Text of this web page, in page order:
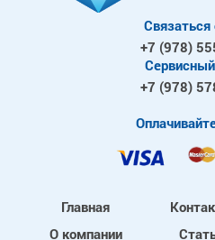
Связаться
+7 (978)
+7 (978)
Главная
О компании